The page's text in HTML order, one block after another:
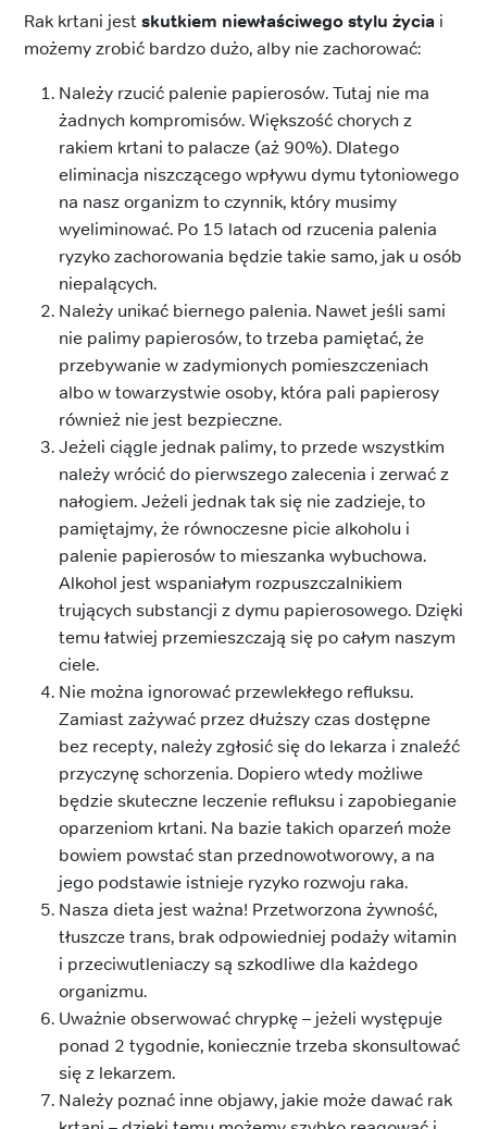
Rak krtani jestskutkiem niewłaściwego stylu życia i
możemy zrobić bardzo dużo, alby nie zachorować:
Należy rzucić palenie papierosów. Tutaj nie ma
żadnych kompromisów. Większość chorych z
rakiem krtani to palacze (aż 90%). Dlatego
eliminacja niszczącego wpływu dymu tytoniowego
na nasz organizm to czynnik, który musimy
wyeliminować. Po 15 latach od rzucenia palenia
ryzyko zachorowania będzie takie samo, jak u osób
niepalących.
Należy unikać biernego palenia. Nawet jeśli sami
nie palimy papierosów, to trzeba pamiętać, że
przebywanie w zadymionych pomieszczeniach
albo w towarzystwie osoby, która pali papierosy
również nie jest bezpieczne.
Jeżeli ciągle jednak palimy, to przede wszystkim
należy wrócić do pierwszego zalecenia i zerwać z
nałogiem. Jeżeli jednak tak się nie zadzieje, to
pamiętajmy, że równoczesne picie alkoholu i
palenie papierosów to mieszanka wybuchowa.
Alkohol jest wspaniałym rozpuszczalnikiem
trujących substancji z dymu papierosowego. Dzięki
temu łatwiej przemieszczają się po całym naszym
ciele.
Nie można ignorować przewlekłego refluksu.
Zamiast zażywać przez dłuższy czas dostępne
bez recepty, należy zgłosić się do lekarza i znaleźć
przyczynę schorzenia. Dopiero wtedy możliwe
będzie skuteczne leczenie refluksu i zapobieganie
oparzeniom krtani. Na bazie takich oparzeń może
bowiem powstać stan przednowotworowy, a na
jego podstawie istnieje ryzyko rozwoju raka.
Nasza dieta jest ważna! Przetworzona żywność,
tłuszcze trans, brak odpowiedniej podaży witamin
i przeciwutleniaczy są szkodliwe dla każdego
organizmu.
Uważnie obserwować chrypkę – jeżeli występuje
ponad 2 tygodnie, koniecznie trzeba skonsultować
się z lekarzem.
Należy poznać inne objawy, jakie może dawać rak